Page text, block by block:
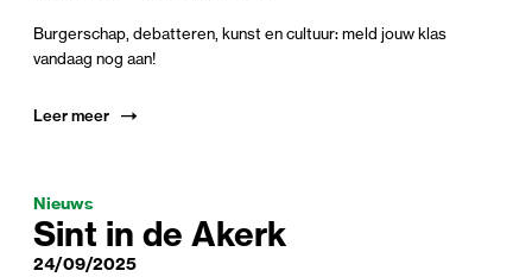
Burgerschap, debatteren, kunst en cultuur: meld jouw klas
vandaag nog aan!
Leer meer
Nieuws
Sint in de Akerk
24/09/2025